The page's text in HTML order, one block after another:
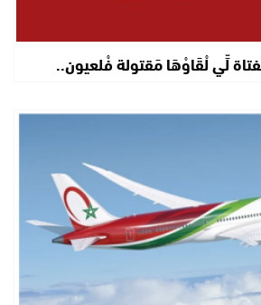
لِّي لْقَاوْهَا مَقتولة فْلعيون..